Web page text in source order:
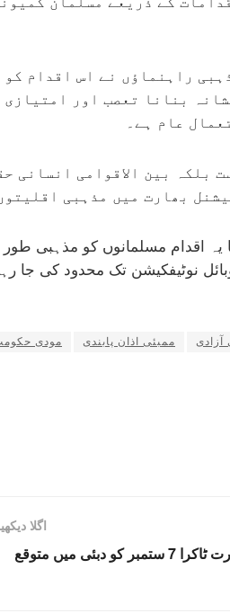
راہنماؤں نے اس اقدام
بنانا تعصب اور
عام ہے۔
بلکہ بین الاقوامی
بھارت میں مذہبی
اقدام مسلمانوں کو مذہبی
نوٹیفکیشن تک محدود کی جا
آزادی ممبئی اذان پابندی مودی
اگلا